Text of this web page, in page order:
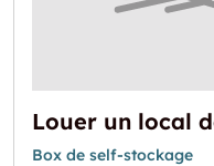
Box de self-stockage